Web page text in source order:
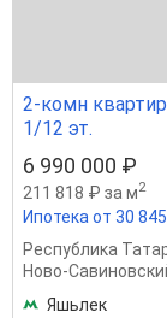
2-комн
1/12 эт.
6 990 000 ₽
211 818 ₽ за м2
Ипотека от 30
Республика
Ново-
Яшьлек